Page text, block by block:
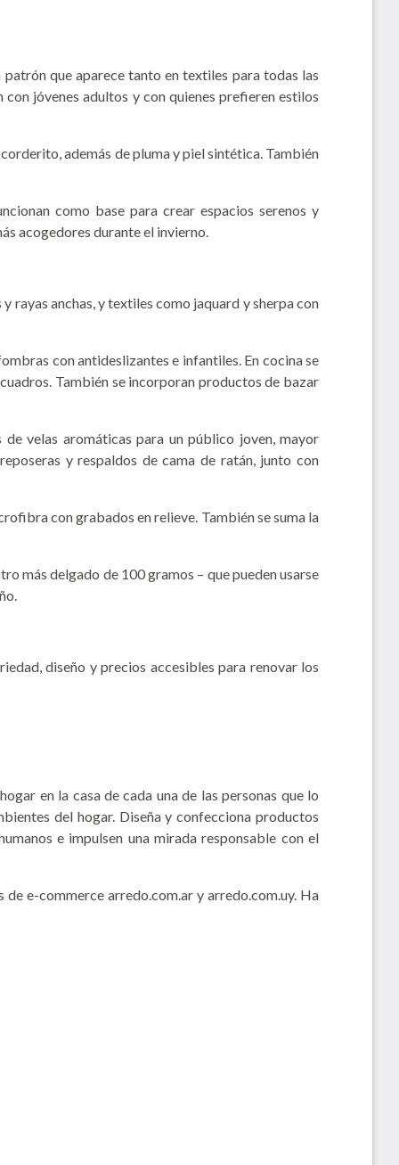
patrón que aparece tanto en textiles para todas las
jóvenes adultos y con quienes prefieren estilos
además de pluma y piel sintética. También
como base para crear espacios serenos y
acogedores durante el invierno.
rayas anchas, y textiles como jaquard y sherpa con
con antideslizantes e infantiles. En cocina se
También se incorporan productos de bazar
velas aromáticas para un público joven, mayor
y respaldos de cama de ratán, junto con
con grabados en relieve. También se suma la
más delgado de 100 gramos – que pueden usarse
diseño y precios accesibles para renovar los
en la casa de cada una de las personas que lo
del hogar. Diseña y confecciona productos
e impulsen una mirada responsable con el
e-commerce arredo.com.ar y arredo.com.uy. Ha